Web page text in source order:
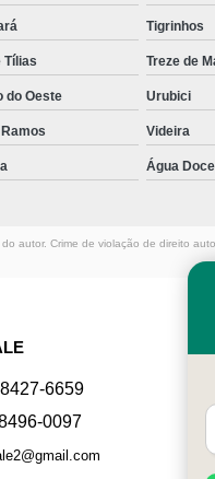
Tigrinhos
Tílias Treze de
do Oeste Urubici
Videira
Água Doce
autor. Crime de violação de direito
6659
0097